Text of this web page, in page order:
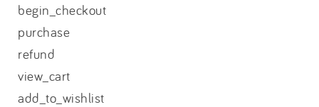
begin_checkout
purchase
refund
view_cart
add_to_wishlist